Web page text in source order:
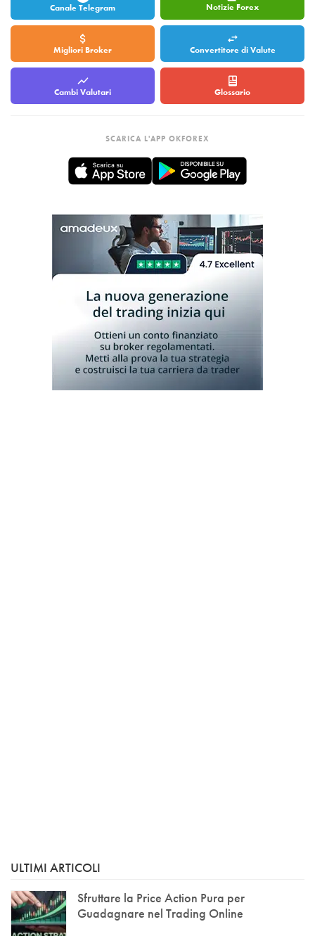
Canale Telegram Notizie Forex
Migliori Broker Convertitore di Valute
Cambi Valutari Glossario
SCARICA L'APP OKFOREX
ULTIMI ARTICOLI
Sfruttare la Price Action Pura per
Guadagnare nel Trading Online